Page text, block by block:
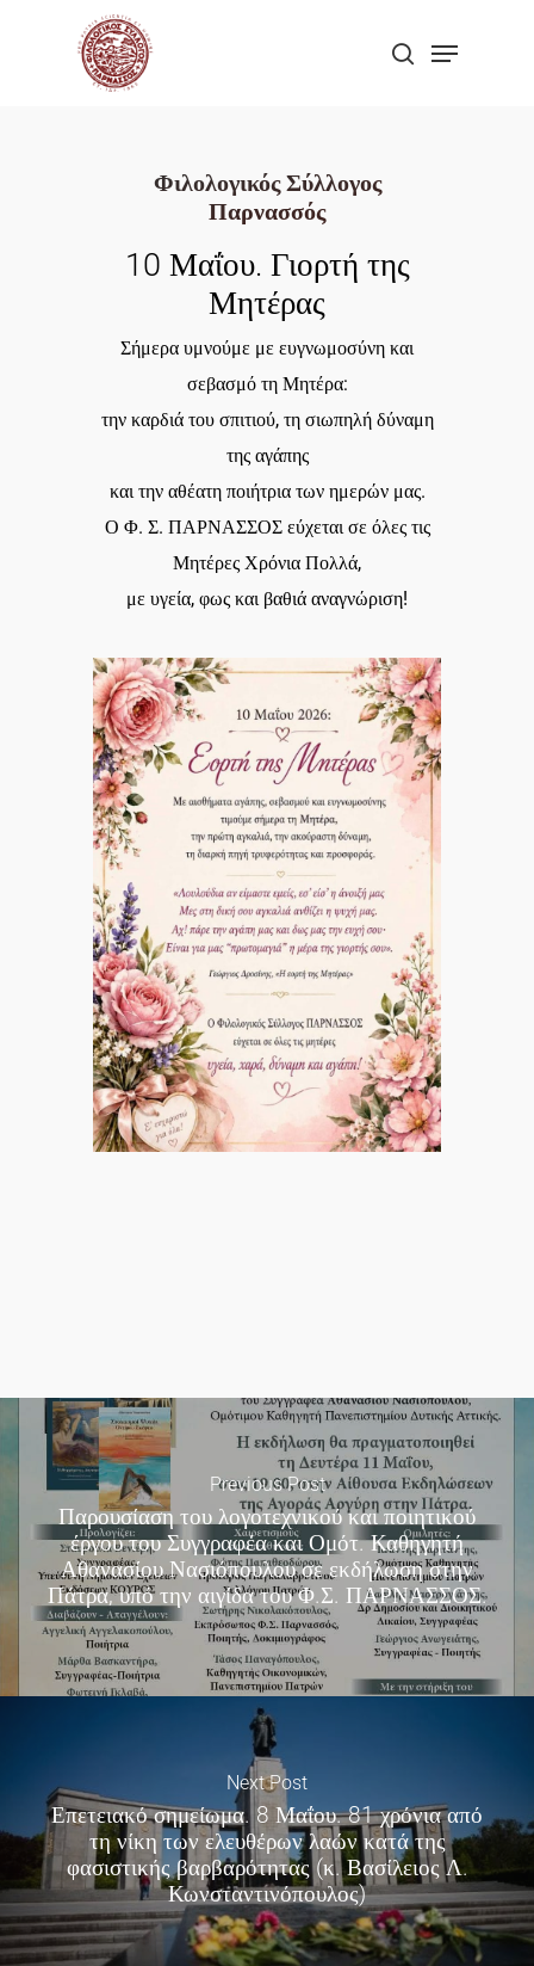
search
Menu
Φιλολογικός Σύλλογος
Παρνασσός
10 Μαΐου. Γιορτή της
Μητέρας
Σήμερα υμνούμε με ευγνωμοσύνη και
σεβασμό τη Μητέρα:
την καρδιά του σπιτιού, τη σιωπηλή δύναμη
της αγάπης
και την αθέατη ποιήτρια των ημερών μας.
Ο Φ. Σ. ΠΑΡΝΑΣΣΟΣ εύχεται σε όλες τις
Μητέρες Χρόνια Πολλά,
με υγεία, φως και βαθιά αναγνώριση!
Previous Post
Παρουσίαση του λογοτεχνικού και ποιητικού
έργου του Συγγραφέα και Ομότ. Καθηγητή
Αθανασίου Νασιόπουλου σε εκδήλωση στην
Πάτρα, υπό την αιγίδα του Φ.Σ. ΠΑΡΝΑΣΣΟΣ.
Next Post
Επετειακό σημείωμα. 8 Μαΐου. 81 χρόνια από
τη νίκη των ελευθέρων λαών κατά της
φασιστικής βαρβαρότητας (κ. Βασίλειος Λ.
Κωνσταντινόπουλος)